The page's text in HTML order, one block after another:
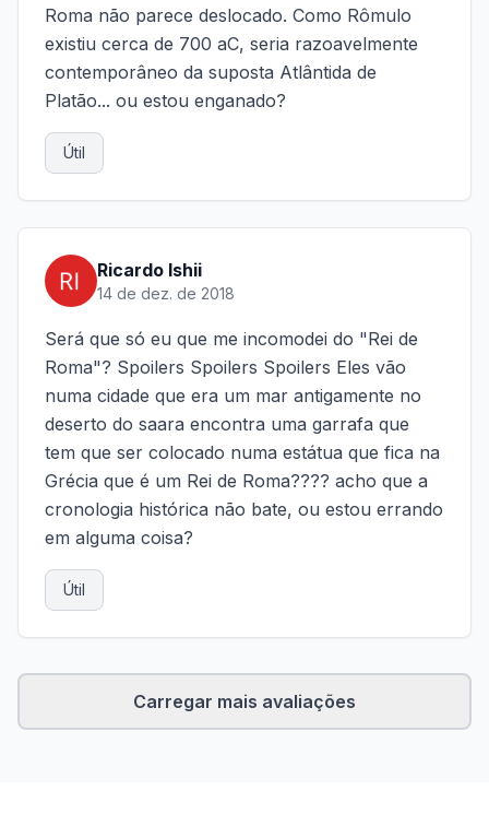
Roma não parece deslocado. Como Rômulo
existiu cerca de 700 aC, seria razoavelmente
contemporâneo da suposta Atlântida de
Platão... ou estou enganado?
Útil
Ricardo Ishii
14 de dez. de 2018
Será que só eu que me incomodei do "Rei de
Roma"? Spoilers Spoilers Spoilers Eles vão
numa cidade que era um mar antigamente no
deserto do saara encontra uma garrafa que
tem que ser colocado numa estátua que fica na
Grécia que é um Rei de Roma???? acho que a
cronologia histórica não bate, ou estou errando
em alguma coisa?
Útil
Carregar mais avaliações